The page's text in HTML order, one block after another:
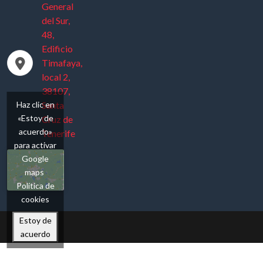
General
del Sur,
48,
Edificio
Timafaya,
local 2,
38107,
Santa
Cruz de
Tenerife
Haz clic en
«Estoy de
acuerdo»
para activar
Google
maps
Política de
cookies
Estoy de
acuerdo